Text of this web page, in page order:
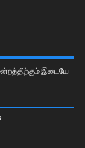
இடையே